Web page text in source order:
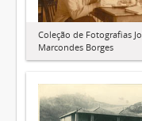
Coleção de Fotografias
Marcondes Borges